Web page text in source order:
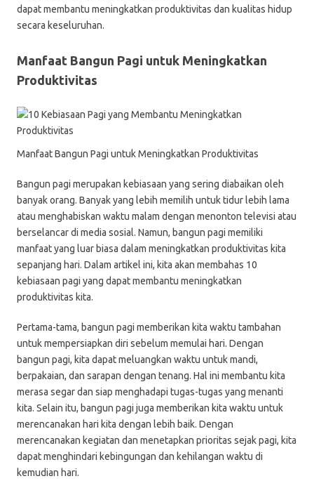
dapat membantu meningkatkan produktivitas dan kualitas hidup
secara keseluruhan.
Manfaat Bangun Pagi untuk Meningkatkan
Produktivitas
Manfaat Bangun Pagi untuk Meningkatkan Produktivitas
Bangun pagi merupakan kebiasaan yang sering diabaikan oleh
banyak orang. Banyak yang lebih memilih untuk tidur lebih lama
atau menghabiskan waktu malam dengan menonton televisi atau
berselancar di media sosial. Namun, bangun pagi memiliki
manfaat yang luar biasa dalam meningkatkan produktivitas kita
sepanjang hari. Dalam artikel ini, kita akan membahas 10
kebiasaan pagi yang dapat membantu meningkatkan
produktivitas kita.
Pertama-tama, bangun pagi memberikan kita waktu tambahan
untuk mempersiapkan diri sebelum memulai hari. Dengan
bangun pagi, kita dapat meluangkan waktu untuk mandi,
berpakaian, dan sarapan dengan tenang. Hal ini membantu kita
merasa segar dan siap menghadapi tugas-tugas yang menanti
kita. Selain itu, bangun pagi juga memberikan kita waktu untuk
merencanakan hari kita dengan lebih baik. Dengan
merencanakan kegiatan dan menetapkan prioritas sejak pagi, kita
dapat menghindari kebingungan dan kehilangan waktu di
kemudian hari.